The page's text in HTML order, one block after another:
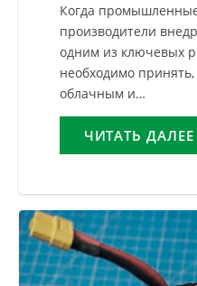
Когда
производители
одним из ключевых
необходимо
облачным и…
ЧИТАТЬ ДАЛЕЕ